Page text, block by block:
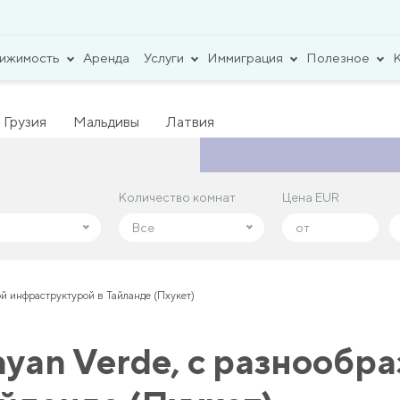
Аренда Услуги Иммиграция Полезное
Грузия Мальдивы
Латвия
Количество комнат
Все
Цена EUR
Количество комнат
Все
Цена EUR
инфраструктурой в Тайланде (Пхукет)
Verde, с